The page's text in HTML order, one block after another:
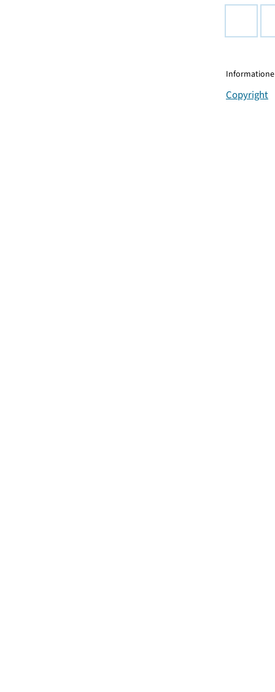
Copyright